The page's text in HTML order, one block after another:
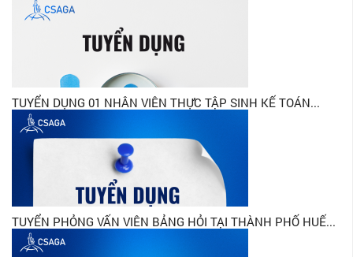
TUYỂN DỤNG 01 NHÂN VIÊN THỰC TẬP SINH KẾ TOÁN...
TUYỂN PHỎNG VẤN VIÊN BẢNG HỎI TẠI THÀNH PHỐ HUẾ...